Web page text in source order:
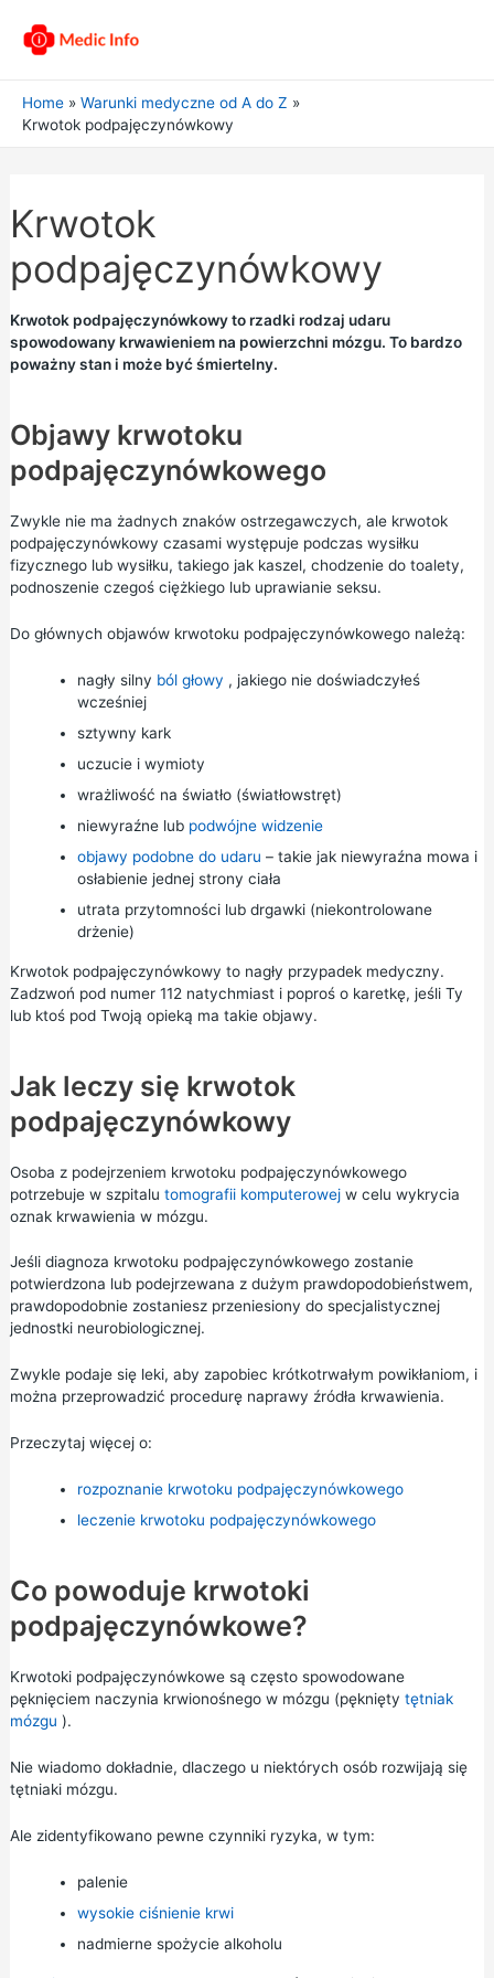
Home
Warunki medyczne od A do Z
Krwotok podpajęczynówkowy
Krwotok
podpajęczynówkowy
Krwotok podpajęczynówkowy to rzadki rodzaj udaru
spowodowany krwawieniem na powierzchni mózgu. To bardzo
poważny stan i może być śmiertelny.
Objawy krwotoku
podpajęczynówkowego
Zwykle nie ma żadnych znaków ostrzegawczych, ale krwotok
podpajęczynówkowy czasami występuje podczas wysiłku
fizycznego lub wysiłku, takiego jak kaszel, chodzenie do toalety,
podnoszenie czegoś ciężkiego lub uprawianie seksu.
Do głównych objawów krwotoku podpajęczynówkowego należą:
nagły silny ból głowy , jakiego nie doświadczyłeś
wcześniej
sztywny kark
uczucie i wymioty
wrażliwość na światło (światłowstręt)
niewyraźne lub podwójne widzenie
objawy podobne do udaru – takie jak niewyraźna mowa i
osłabienie jednej strony ciała
utrata przytomności lub drgawki (niekontrolowane
drżenie)
Krwotok podpajęczynówkowy to nagły przypadek medyczny.
Zadzwoń pod numer 112 natychmiast i poproś o karetkę, jeśli Ty
lub ktoś pod Twoją opieką ma takie objawy.
Jak leczy się krwotok
podpajęczynówkowy
Osoba z podejrzeniem krwotoku podpajęczynówkowego
potrzebuje w szpitalu tomografii komputerowejw celu wykrycia
oznak krwawienia w mózgu.
Jeśli diagnoza krwotoku podpajęczynówkowego zostanie
potwierdzona lub podejrzewana z dużym prawdopodobieństwem,
prawdopodobnie zostaniesz przeniesiony do specjalistycznej
jednostki neurobiologicznej.
Zwykle podaje się leki, aby zapobiec krótkotrwałym powikłaniom, i
można przeprowadzić procedurę naprawy źródła krwawienia.
Przeczytaj więcej o:
rozpoznanie krwotoku podpajęczynówkowego
leczenie krwotoku podpajęczynówkowego
Co powoduje krwotoki
podpajęczynówkowe?
Krwotoki podpajęczynówkowe są często spowodowane
pęknięciem naczynia krwionośnego w mózgu (pęknięty tętniak
mózgu ).
Nie wiadomo dokładnie, dlaczego u niektórych osób rozwijają się
tętniaki mózgu.
Ale zidentyfikowano pewne czynniki ryzyka, w tym:
palenie
wysokie ciśnienie krwi
nadmierne spożycie alkoholu